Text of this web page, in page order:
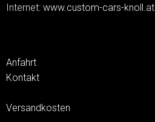
Internet: www.custom-cars-knoll.at
Anfahrt
Kontakt
Versandkosten